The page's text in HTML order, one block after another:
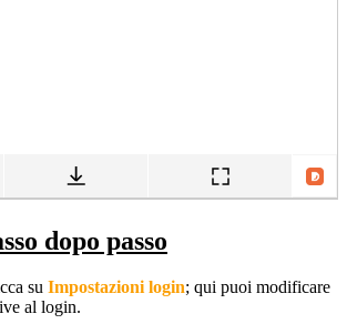
dopo passo
su Impostazioni login; qui puoi modificare
al login.